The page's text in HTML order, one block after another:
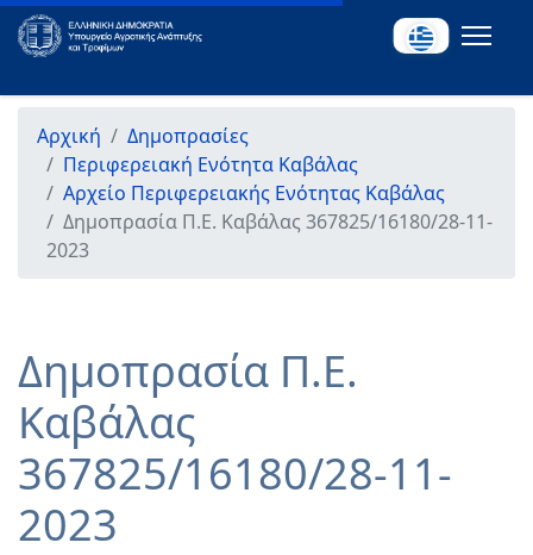
Αρχική
Δημοπρασίες
Περιφερειακή Ενότητα Καβάλας
Αρχείο Περιφερειακής Ενότητας Καβάλας
Δημοπρασία Π.Ε. Καβάλας 367825/16180/28-11-
2023
Δημοπρασία Π.Ε.
Καβάλας
367825/16180/28-11-
2023